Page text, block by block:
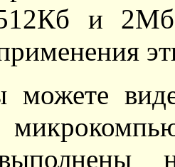
и 2Мб
можете